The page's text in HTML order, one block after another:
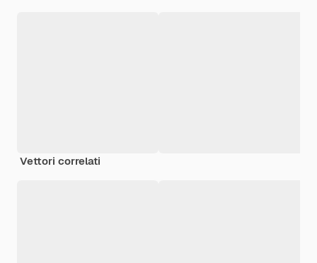
Vettori correlati